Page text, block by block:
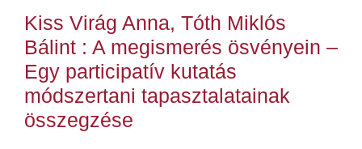
Kiss Virág Anna, Tóth Miklós
Bálint : A megismerés ösvényein –
Egy participatív kutatás
módszertani tapasztalatainak
összegzése